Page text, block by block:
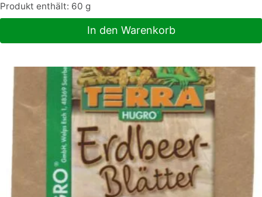
Produkt enthält: 60 g
In den Warenkorb